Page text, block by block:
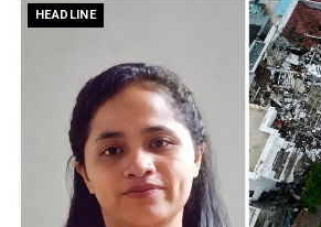
HEADLINE